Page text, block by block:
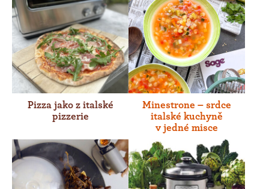
Pizza jako z italské
pizzerie
Minestrone – srdce
italské kuchyně
v jedné misce